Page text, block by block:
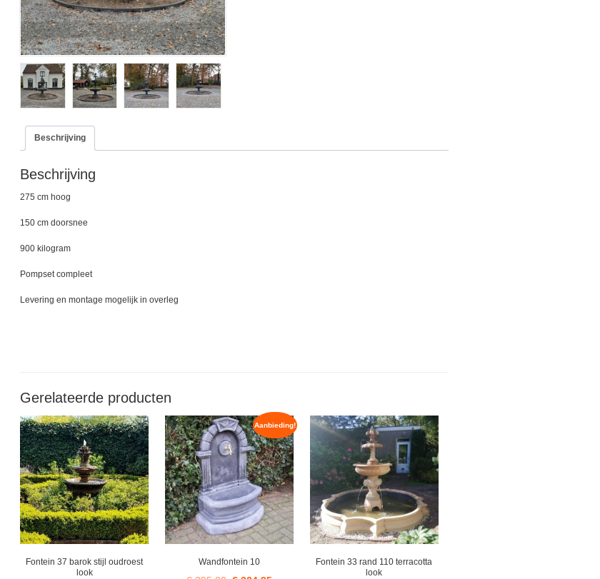
Beschrijving
Beschrijving
275 cm hoog
150 cm doorsnee
900 kilogram
Pompset compleet
Levering en montage mogelijk in overleg
Gerelateerde producten
Fontein 37 barok stijl oudroest
look
Aanbieding!
Wandfontein 10
Fontein 33 rand 110 terracotta
look